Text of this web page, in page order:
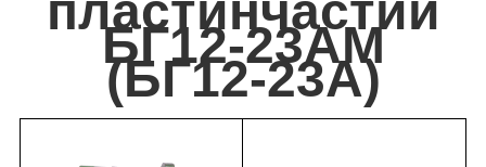
пластинчастий
БГ12-23АМ
(БГ12-23А)